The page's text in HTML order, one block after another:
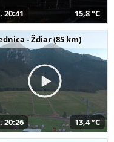
20:41 15,8 °C
- Ždiar (85 km)
20:26 13,4 °C